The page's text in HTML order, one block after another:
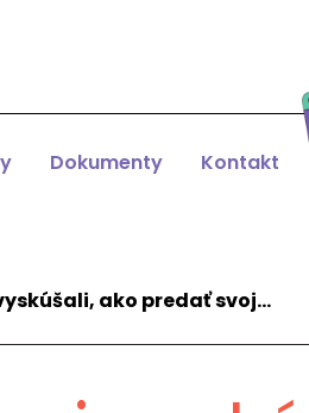
Dokumenty Kontakt
ako predať svoj…